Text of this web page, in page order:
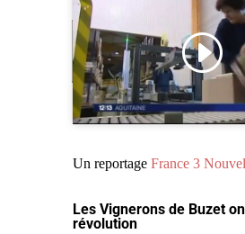
Cliquez pour accepter les
et activer ce
Un reportage France 3
Les Vignerons de Buzet
révolution